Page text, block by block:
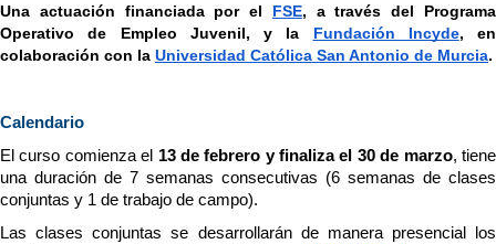
Una actuación financiada por el FSE, a través del Programa
Operativo de Empleo Juvenil, y la Fundación Incyde, en
colaboración con la Universidad Católica San Antonio de Murcia.
Calendario
El curso comienza el 13 de febrero y finaliza el 30 de marzo, tiene
una duración de 7 semanas consecutivas (6 semanas de clases
conjuntas y 1 de trabajo de campo).
Las clases conjuntas se desarrollarán de manera presencial los